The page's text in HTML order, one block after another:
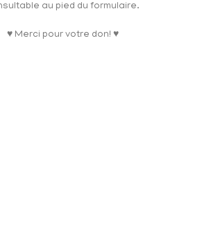
au pied du formulaire.
♥ Merci pour votre don! ♥